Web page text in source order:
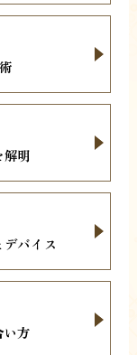
明
バイス
方